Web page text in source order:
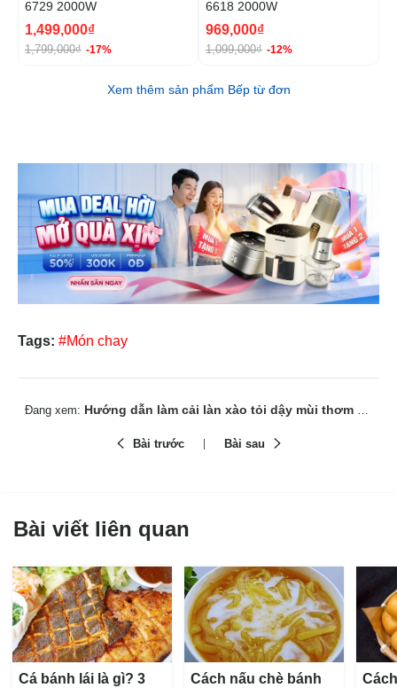
6729 2000W
1,499,000₫
1,799,000₫ -17%
6618 2000W
969,000₫
1,099,000₫ -12%
Xem thêm sản phẩm Bếp từ đơn
Tags: #Món chay
Đang xem: Hướng dẫn làm cải làn xào tỏi dậy mùi thơm cực hấp dẫn
Bài trước Bài sau
Bài viết liên quan
Cá bánh lái là gì? 3
Cách nấu chè bánh